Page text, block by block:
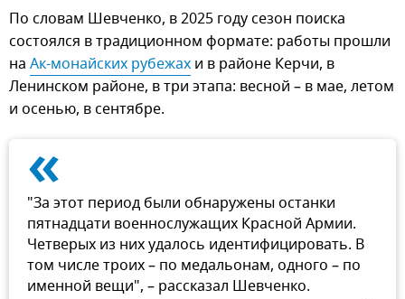
По словам Шевченко, в 2025 году сезон поиска
состоялся в традиционном формате: работы прошли
на Ак-монайских рубежах и в районе Керчи, в
Ленинском районе, в три этапа: весной – в мае, летом
и осенью, в сентябре.
«
"За этот период были обнаружены останки
пятнадцати военнослужащих Красной Армии.
Четверых из них удалось идентифицировать. В
том числе троих – по медальонам, одного – по
именной вещи", – рассказал Шевченко.